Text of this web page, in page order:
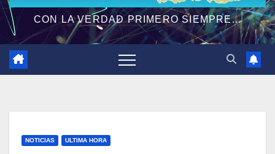
CON LA VERDAD PRIMERO SIEMPRE...
NOTICIAS ULTIMA HORA